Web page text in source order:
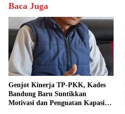
Baca Juga
Genjot Kinerja TP-PKK, Kades
Bandung Baru Suntikkan
Motivasi dan Penguatan Kapasitas